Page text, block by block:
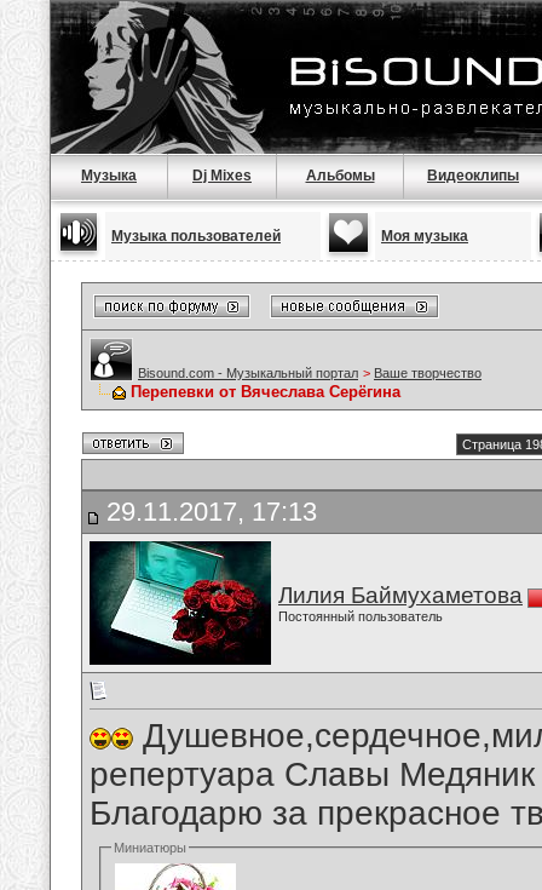
Музыка Dj Mixes Альбомы Видеоклипы
Музыка пользователей Моя музыка
Bisound.com - Музыкальный портал > Ваше творчество
Перепевки от Вячеслава Серёгина
Страница
29.11.2017, 17:13
Лилия Баймухаметова
Постоянный пользователь
репертуара Славы
Благодарю за прекрасное
Миниатюры